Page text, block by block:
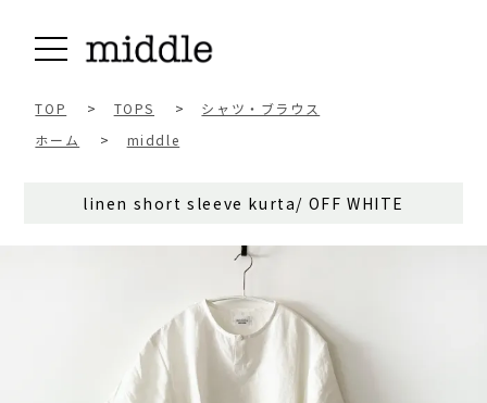
TOP > TOPS >
シャツ・ブラウス
ホーム
> middle
linen short sleeve kurta/ OFF WHITE